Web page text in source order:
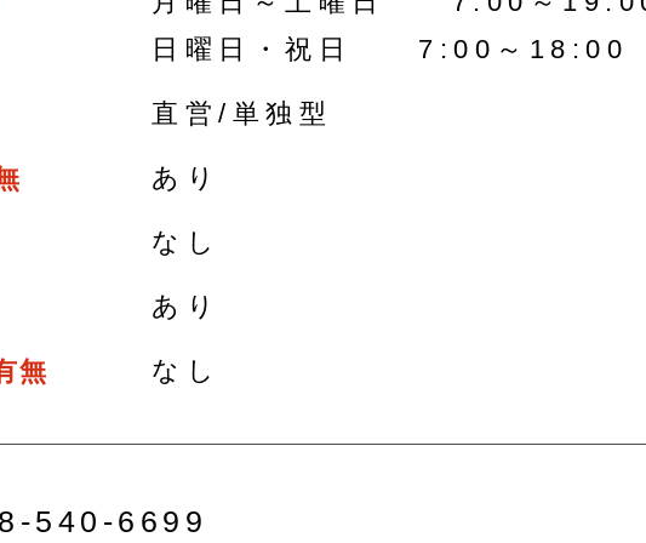
日曜日・祝日 7:00～18:00
直営/単独型
あり
なし
あり
無 なし
540-6699